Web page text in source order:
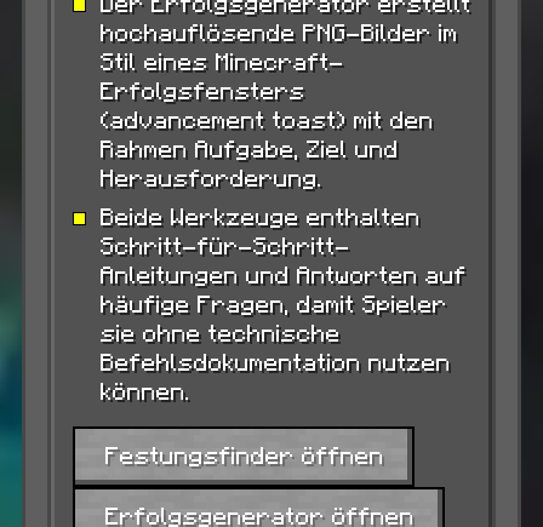
hochauflösende PNG-Bilder im
Stil eines Minecraft-
Erfolgsfensters
(advancement toast) mit den
Rahmen Aufgabe, Ziel und
Herausforderung.
Beide Werkzeuge enthalten
Schritt-für-Schritt-
Anleitungen und Antworten auf
häufige Fragen, damit Spieler
sie ohne technische
Befehlsdokumentation nutzen
können.
Festungsfinder öffnen
Erfolgsgenerator öffnen